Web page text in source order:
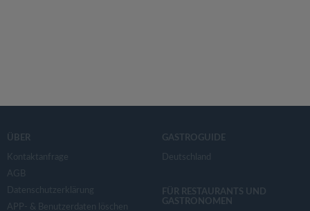
ÜBER
Kontaktanfrage
AGB
Datenschutzerklärung
APP- & Benutzerdaten löschen
GASTROGUIDE
Deutschland
FÜR RESTAURANTS UND
GASTRONOMEN